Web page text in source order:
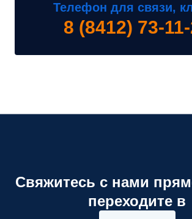
Телефон для связи,
8 (8412) 73-
Свяжитесь с нами
переходите в